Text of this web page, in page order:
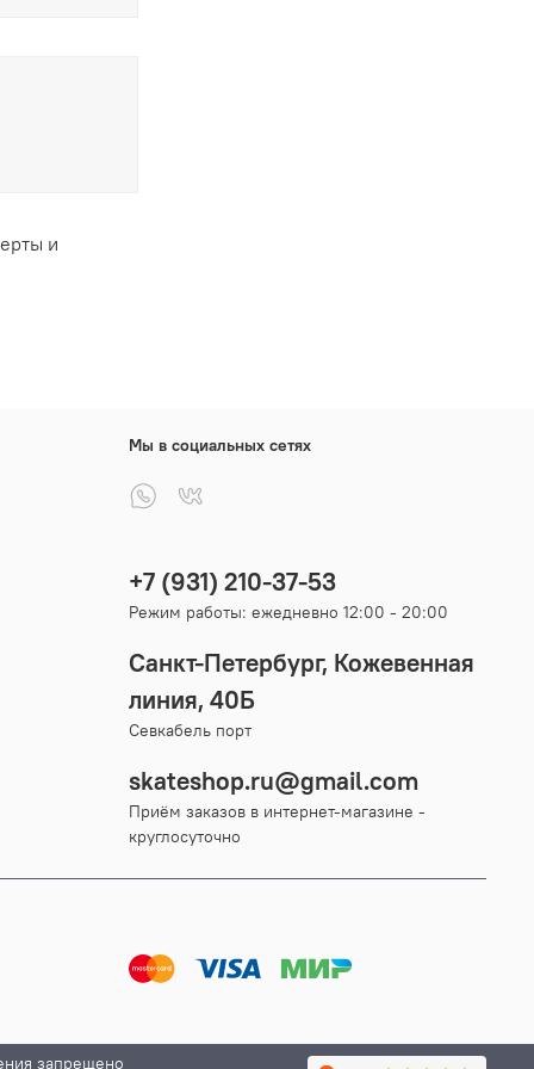
и
Мы в социальных сетях
+7 (931) 210-37-53
Режим работы: ежедневно 12:00 - 20:00
Санкт-Петербург, Кожевенная
линия, 40Б
Севкабель порт
skateshop.ru@gmail.com
Приём заказов в интернет-магазине -
круглосуточно
запрещено